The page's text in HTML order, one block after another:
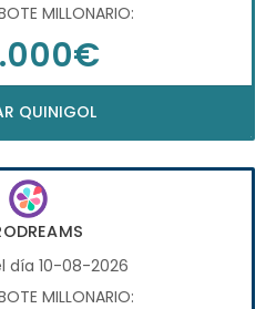
MILLONARIO:
QUINIGOL
día 10-08-2026
MILLONARIO: